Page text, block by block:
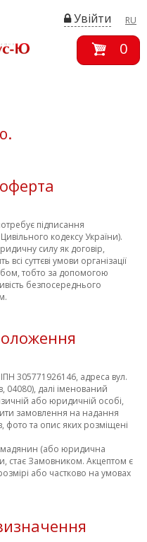
RU
Увійти
0
підписання
кодексу України).
силу як договір,
суттєві умови організації
тобто за допомогою
безпосереднього
305771926146, адреса вул.
04080), далі іменований
або юридичній особі,
замовлення на надання
фото та опис яких розміщені
(або юридична
стає Замовником. Акцептом є
або частково на умовах